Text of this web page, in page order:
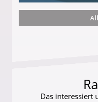
und wie viel?
Das interessiert